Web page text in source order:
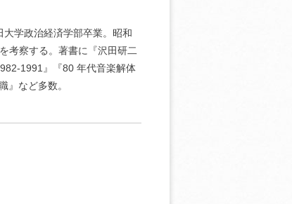
学政治経済学部卒業。昭和
考察する。著書に『沢田研二
1991』『80 年代音楽解体
』など多数。